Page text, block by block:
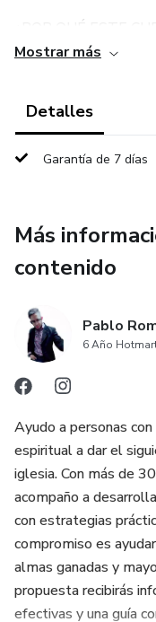
Es un sistema paso a
reales.
Vas directo a lo que
Este programa está
Tendencias actuales
Técnicas que se
17 CAPÍTULOS DE
ACTUALIZADO:
✔ Introducción y
✔ Materiales y
✔ Técnicas básicas
Mostrar más
Detalles
Garantía de 7 días
Más
contenido
Pablo
6 Año
Ayudo a personas
espiritual a dar el
iglesia. Con más de
acompaño a
con estrategias
compromiso es
almas ganadas y
propuesta recibirás
efectivas y una guía